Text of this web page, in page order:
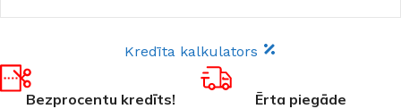
Kredīta kalkulators
Bezprocentu kredīts! Ērta piegāde